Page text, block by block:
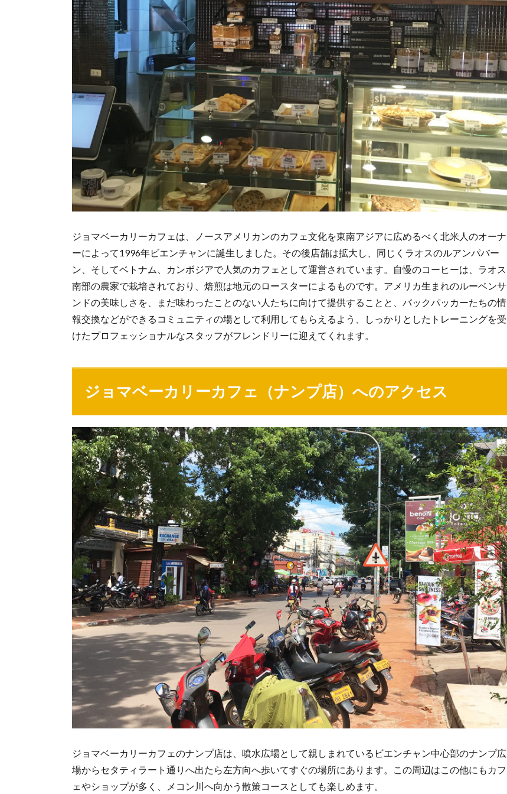
ジョマベーカリーカフェは、ノースアメリカンのカフェ文化を東南アジアに広めるべく北米人のオーナ
ーによって1996年ビエンチャンに誕生しました。その後店舗は拡大し、同じくラオスのルアンパバー
ン、そしてベトナム、カンボジアで人気のカフェとして運営されています。自慢のコーヒーは、ラオス
南部の農家で栽培されており、焙煎は地元のロースターによるものです。アメリカ生まれのルーベンサ
ンドの美味しさを、まだ味わったことのない人たちに向けて提供することと、バックパッカーたちの情
報交換などができるコミュニティの場として利用してもらえるよう、しっかりとしたトレーニングを受
けたプロフェッショナルなスタッフがフレンドリーに迎えてくれます。
ジョマベーカリーカフェ（ナンプ店）へのアクセス
ジョマベーカリーカフェのナンプ店は、噴水広場として親しまれているビエンチャン中心部のナンプ広
場からセタティラート通りへ出たら左方向へ歩いてすぐの場所にあります。この周辺はこの他にもカフ
ェやショップが多く、メコン川へ向かう散策コースとしても楽しめます。